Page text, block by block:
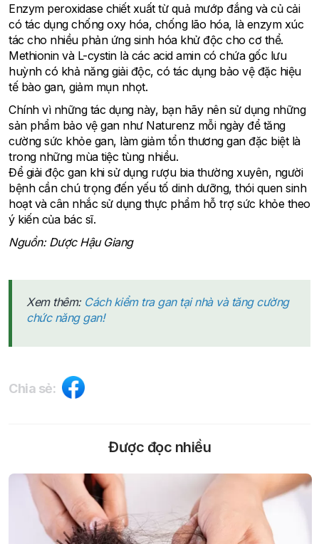
Enzym peroxidase chiết xuất từ quả mướp đắng và củ cải
có tác dụng chống oxy hóa, chống lão hóa, là enzym xúc
tác cho nhiều phản ứng sinh hóa khử độc cho cơ thể.
Methionin và L-cystin là các acid amin có chứa gốc lưu
huỳnh có khả năng giải độc, có tác dụng bảo vệ đặc hiệu
tế bào gan, giảm mụn nhọt.
Chính vì những tác dụng này, bạn hãy nên sử dụng những
sản phẩm bảo vệ gan như Naturenz mỗi ngày để tăng
cường sức khỏe gan, làm giảm tổn thương gan đặc biệt là
trong những mùa tiệc tùng nhiều.
Để giải độc gan khi sử dụng rượu bia thường xuyên, người
bệnh cần chú trọng đến yếu tố dinh dưỡng, thói quen sinh
hoạt và cân nhắc sử dụng thực phẩm hỗ trợ sức khỏe theo
ý kiến của bác sĩ.
Nguồn: Dược Hậu Giang
Xem thêm: Cách kiểm tra gan tại nhà và tăng cường
chức năng gan!
Chia sẻ:
Được đọc nhiều